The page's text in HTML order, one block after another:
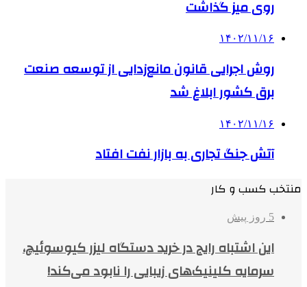
روی میز گذاشت
۱۴۰۲/۱۱/۱۶
روش اجرایی قانون مانع‌زدایی از توسعه صنعت
برق کشور ابلاغ شد
۱۴۰۲/۱۱/۱۶
آتش جنگ تجاری به بازار نفت افتاد
منتخب کسب و کار
5 روز پیش
این اشتباه رایج در خرید دستگاه لیزر کیوسوئیچ،
سرمایه کلینیک‌های زیبایی را نابود می‌کند!